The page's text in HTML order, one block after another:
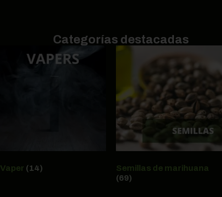
Categorías destacadas
Vaper (14)
Semillas de marihuana
(69)